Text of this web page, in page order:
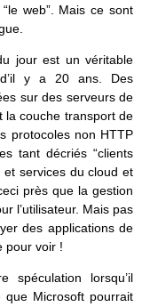
web”. Mais ce sont
jour est un véritable
y a 20 ans. Des
sur des serveurs de
la couche transport de
protocoles non HTTP
tant décriés “clients
et services du cloud et
près que la gestion
l’utilisateur. Mais pas
des applications de
pour voir !
spéculation lorsqu’il
Microsoft pourrait